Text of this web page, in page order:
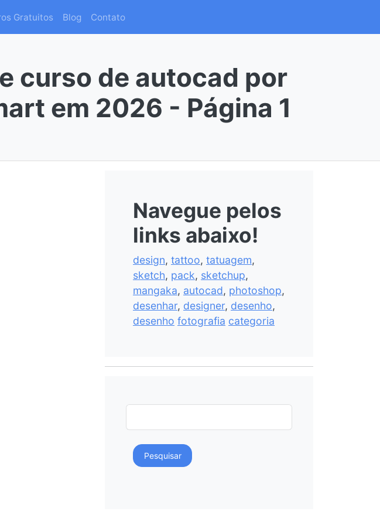
Gratuitos Blog Contato
curso de autocad por
em 2026 - Página 1
Navegue pelos
links abaixo!
design, tattoo, tatuagem,
sketch, pack, sketchup,
mangaka, autocad, photoshop,
desenhar, designer, desenho,
desenho fotografia categoria
Pesquisar